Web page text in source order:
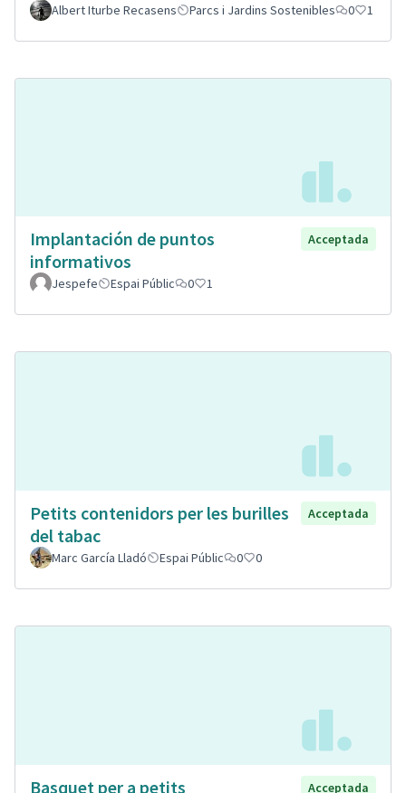
Albert Iturbe Recasens Parcs i Jardins Sostenibles 0 1
Implantación de puntos
informativos
Acceptada
Jespefe Espai Públic 0 1
Petits contenidors per les burilles
del tabac
Acceptada
Marc García Lladó Espai Públic 0 0
Basquet per a petits Acceptada